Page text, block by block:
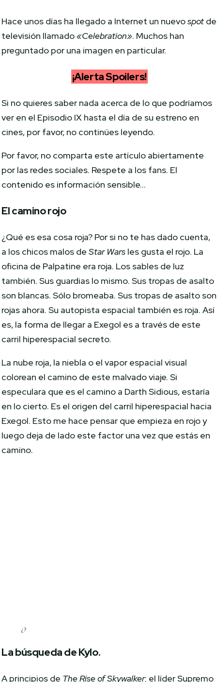
Hace unos días ha llegado a Internet un nuevospotde
televisión llamado«Celebration». Muchos han
preguntado por una imagen en particular.
¡Alerta Spoilers!
Si no quieres saber nada acerca de lo que podríamos
ver en el Episodio IX hasta el día de su estreno en
cines, por favor, no continúes leyendo.
Por favor, no comparta este artículo abiertamente
por las redes sociales. Respete a los fans. El
contenido es información sensible…
El camino rojo
¿Qué es esa cosa roja? Por si no te has dado cuenta,
a los chicos malos deStar Wars les gusta el rojo. La
oficina de Palpatine era roja. Los sables de luz
también. Sus guardias lo mismo. Sus tropas de asalto
son blancas. Sólo bromeaba. Sus tropas de asalto son
rojas ahora. Su autopista espacial también es roja. Así
es, la forma de llegar a Exegol es a través de este
carril hiperespacial secreto.
La nube roja, la niebla o el vapor espacial visual
colorean el camino de este malvado viaje. Si
especulara que es el camino a Darth Sidious, estaría
en lo cierto. Es el origen del carril hiperespacial hacia
Exegol. Esto me hace pensar que empieza en rojo y
luego deja de lado este factor una vez que estás en
camino.
¿?
La búsqueda de Kylo.
A principios de The Rise of Skywalker; el líder Supremo